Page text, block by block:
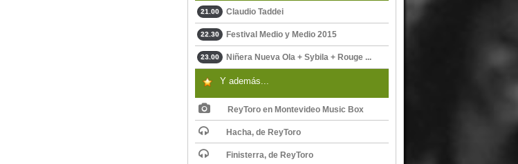
21.00 Claudio Taddei
22.30 Festival Medio y Medio 2015
23.00 Niñera Nueva Ola + Sybila + Rouge ...
Y además...
ReyToro en Montevideo Music Box
Hacha, de ReyToro
Finisterra, de ReyToro